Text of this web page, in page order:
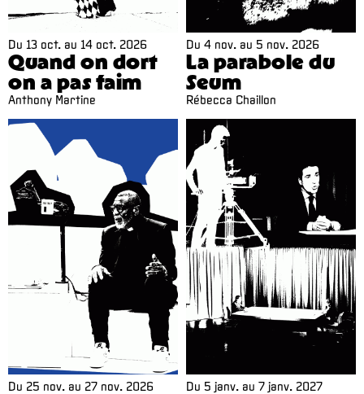
Du 13 oct. au 14 oct. 2026
Quand on dort
on a pas faim
Anthony Martine
Du 4 nov. au 5 nov. 2026
La parabole du
Seum
Rébecca Chaillon
Du 25 nov. au 27 nov. 2026 Du 5 janv. au 7 janv. 2027